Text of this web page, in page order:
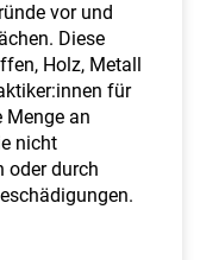
vor und
Diese
Holz, Metall
für
Menge an
nicht
oder durch